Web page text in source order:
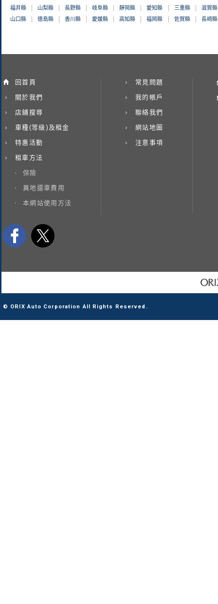
福井縣
山梨縣 長野縣 岐阜縣 靜岡縣 愛知縣 三重縣
滋賀縣
山口縣
徳島縣 香川縣 愛媛縣 高知縣 福岡縣 佐賀縣 長崎縣
回首頁
關於我們
店鋪搜尋
車種(等級)及租金
特惠活動
租車方法
保險
異地還車費用
本網站使用方法
常見問題
我的帳戶
聯絡我們
網站地圖
注意事項
© ORIX Auto Corporation All Rights Reserved.